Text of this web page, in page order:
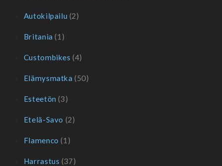
Autokilpailu (2)
Britania (1)
Custombikes (4)
Elämysmatka (50)
Esteetön (3)
Etelä-Savo (2)
Flamenco (1)
Harrastus (37)